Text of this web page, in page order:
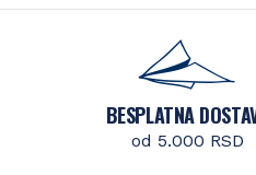
BESPLATNA
od 5.000 RSD